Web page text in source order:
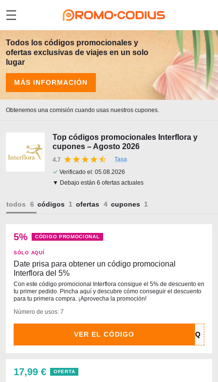
Todos los códigos promocionales y
ofertas exclusivas de viajes en un solo
lugar
MÁS INFORMACIÓN
Obtenemos una comisión cuando usas nuestros cupones.
Top códigos promocionales Interflora y
cupones – Agosto 2026
4.7
Tasa
✓ Verificado el: 05.08.2026
▼ Debajo están 6 ofertas actuales
todos códigos ofertas cupones
5% CÓDIGO PROMOCIONAL
SÓLO AQUÍ
Date prisa para obtener un código promocional
Interflora del 5%
Con este código promocional Interflora consigue el 5% de descuento en
tu primer pedido. Pincha aquí y descubre cómo conseguir el descuento
para tu primera compra. ¡Aprovecha la promoción!
Número de usos: 7
VER EL CÓDIGO
17,99 € OFERTA